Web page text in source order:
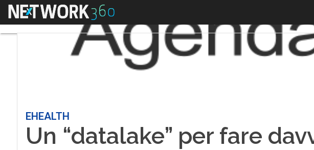
Menu
EHEALTH
Un “datalake” per fare